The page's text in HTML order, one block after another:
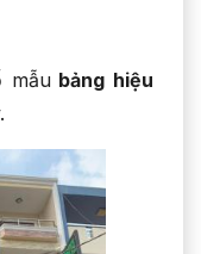
mẫubảng hiệu